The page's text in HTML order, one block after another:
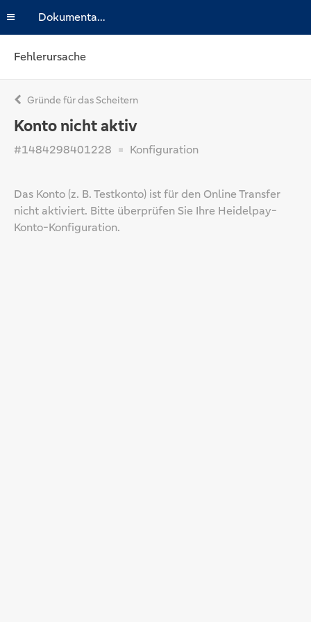
Dokumentation
Fehlerursache
Gründe für das Scheitern
Konto nicht aktiv
#1484298401228 Konfiguration
Das Konto (z. B. Testkonto) ist für den Online Transfer
nicht aktiviert. Bitte überprüfen Sie Ihre Heidelpay-
Konto-Konfiguration.